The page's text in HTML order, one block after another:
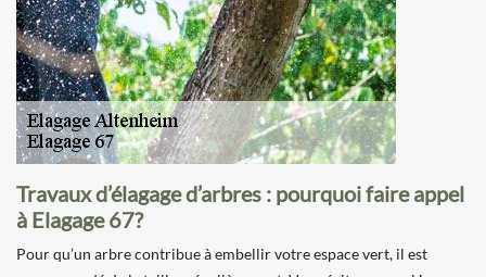
Travaux d’élagage d’arbres : pourquoi faire appel
à Elagage 67?
Pour qu’un arbre contribue à embellir votre espace vert, il est